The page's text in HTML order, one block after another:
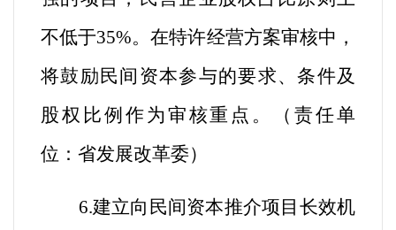
不低于35%。在特许经营方案审核中，
将鼓励民间资本参与的要求、条件及
股权比例作为审核重点。（责任单
位：省发展改革委）
6.建立向民间资本推介项目长效机